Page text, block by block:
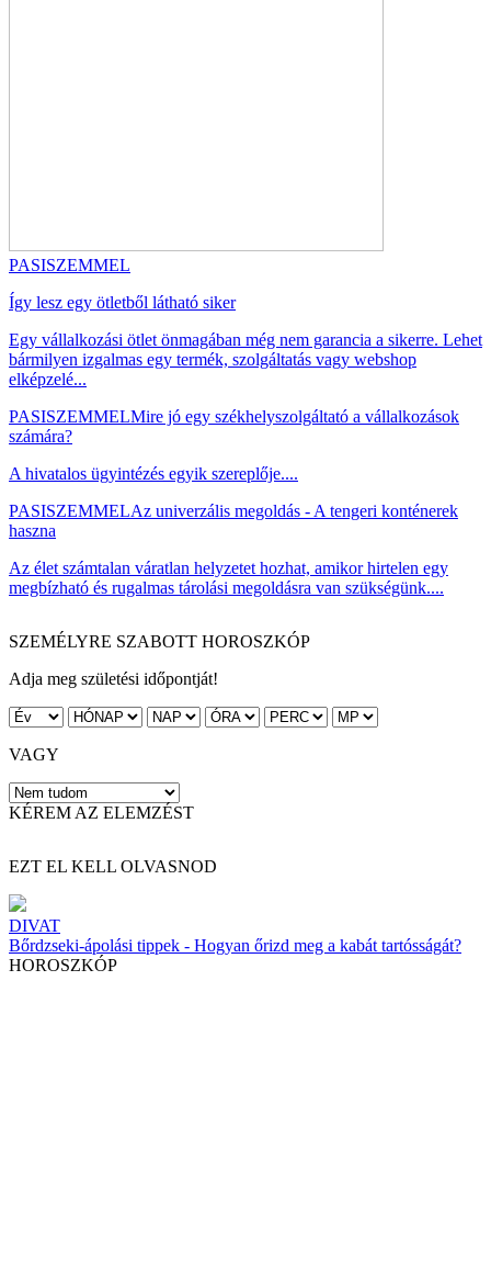
PASISZEMMEL
Így lesz egy ötletből látható siker
Egy vállalkozási ötlet önmagában még nem garancia a sikerre. Lehet
bármilyen izgalmas egy termék, szolgáltatás vagy webshop
elképzelé...
PASISZEMMELMire jó egy székhelyszolgáltató a vállalkozások
számára?
A hivatalos ügyintézés egyik szereplője....
PASISZEMMELAz univerzális megoldás - A tengeri konténerek
haszna
Az élet számtalan váratlan helyzetet hozhat, amikor hirtelen egy
megbízható és rugalmas tárolási megoldásra van szükségünk....
SZEMÉLYRE SZABOTT HOROSZKÓP
Adja meg születési időpontját!
VAGY
KÉREM AZ ELEMZÉST
EZT EL KELL OLVASNOD
DIVAT
Bőrdzseki-ápolási tippek - Hogyan őrizd meg a kabát tartósságát?
HOROSZKÓP